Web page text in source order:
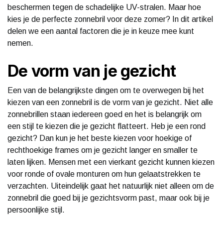
beschermen tegen de schadelijke UV-stralen. Maar hoe
kies je de perfecte zonnebril voor deze zomer? In dit artikel
delen we een aantal factoren die je in keuze mee kunt
nemen.
De vorm van je gezicht
Een van de belangrijkste dingen om te overwegen bij het
kiezen van een zonnebril is de vorm van je gezicht. Niet alle
zonnebrillen staan iedereen goed en het is belangrijk om
een stijl te kiezen die je gezicht flatteert. Heb je een rond
gezicht? Dan kun je het beste kiezen voor hoekige of
rechthoekige frames om je gezicht langer en smaller te
laten lijken. Mensen met een vierkant gezicht kunnen kiezen
voor ronde of ovale monturen om hun gelaatstrekken te
verzachten. Uiteindelijk gaat het natuurlijk niet alleen om de
zonnebril die goed bij je gezichtsvorm past, maar ook bij je
persoonlijke stijl.